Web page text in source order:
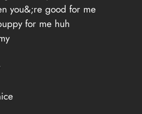
you&;re good for me
for me huh